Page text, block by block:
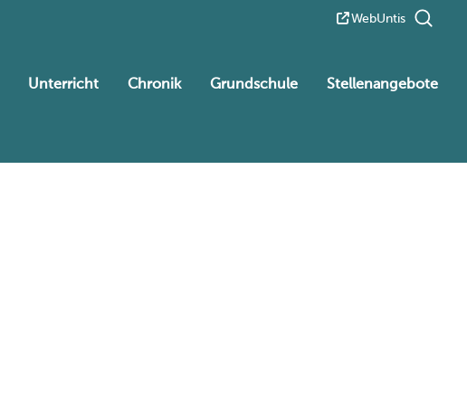
WebUntis
Unterricht Chronik Grundschule Stellenangebote